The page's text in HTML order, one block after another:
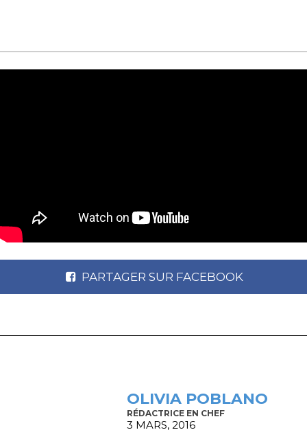
PARTAGER SUR FACEBOOK
OLIVIA POBLANO
RÉDACTRICE EN CHEF
3 MARS, 2016